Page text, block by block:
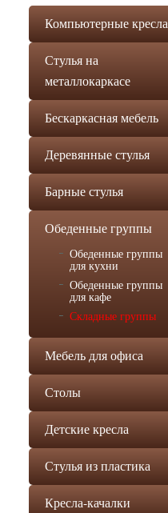
Компьютерные кресла
Стулья на
металлокаркасе
Бескаркасная мебель
Деревянные стулья
Барные стулья
Обеденные группы
Обеденные группы
для кухни
Обеденные группы
для кафе
Складные группы
Мебель для офиса
Столы
Детские кресла
Стулья из пластика
Кресла-качалки